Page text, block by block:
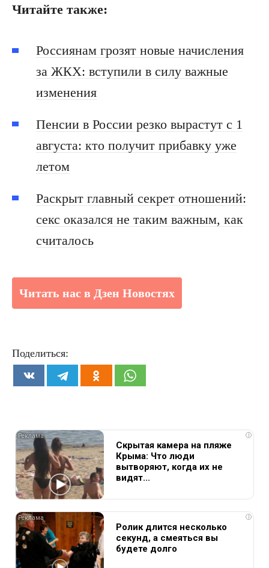
Читайте также:
Россиянам грозят новые начисления
за ЖКХ: вступили в силу важные
изменения
Пенсии в России резко вырастут с 1
августа: кто получит прибавку уже
летом
Раскрыт главный секрет отношений:
секс оказался не таким важным, как
считалось
Читать нас в Дзен Новостях
Поделиться:
i
Скрытая камера на пляже
Крыма: Что люди
вытворяют, когда их не
видят...
i
Ролик длится несколько
секунд, а смеяться вы
будете долго